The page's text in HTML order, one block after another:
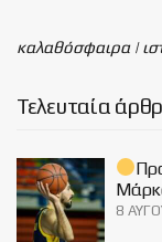
καλαθόσφαιρα |
Τελευταία
8